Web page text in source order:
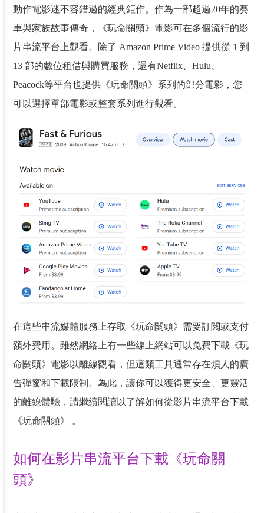
動作電影迷不容錯過的經典鉅作。作為一部超過20年的賽
車與家族故事傳奇，《玩命關頭》電影可在多個流行的影
片串流平台上觀看。除了 Amazon Prime Video 提供從 1 到
13 部的數位租借與購買服務，還有Netflix、Hulu、
Peacock等平台也提供《玩命關頭》系列的部分電影，您
可以選擇單部電影或整套系列進行觀看。
在這些串流媒體服務上存取《玩命關頭》需要訂閱或支付
額外費用。雖然網絡上有一些線上網站可以免費下載《玩
命關頭》電影以離線觀看，但這類工具通常存在煩人的廣
告彈窗和下載限制。為此，讓你可以獲得更安全、更靈活
的離線體驗，請繼續閱讀以了解如何從影片串流平台下載
《玩命關頭》 。
如何在影片串流平台下載《玩命關
頭》